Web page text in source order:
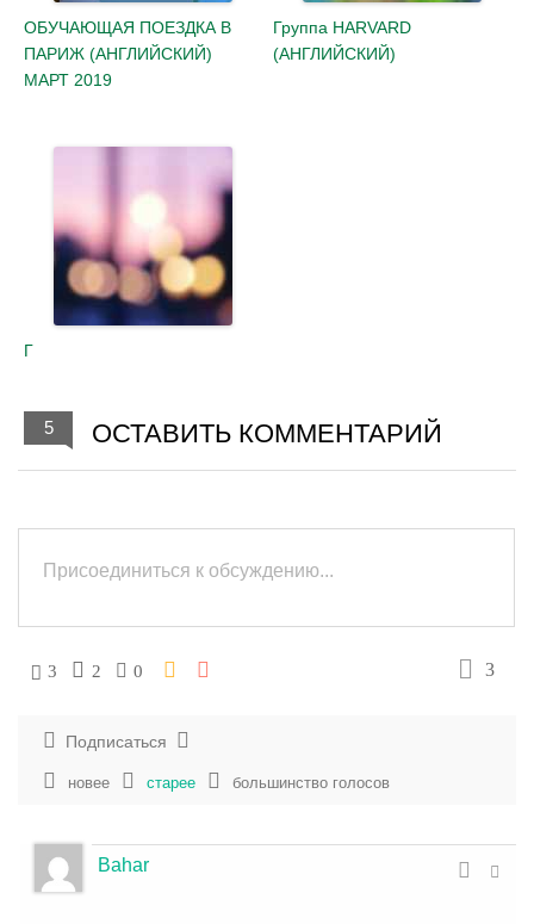
ОБУЧАЮЩАЯ ПОЕЗДКА В
ПАРИЖ (АНГЛИЙСКИЙ)
МАРТ 2019
Группа HARVARD
(АНГЛИЙСКИЙ)
Г
5 ОСТАВИТЬ КОММЕНТАРИЙ
3 2 0 3
Подписаться
новее старее большинство голосов
Bahar